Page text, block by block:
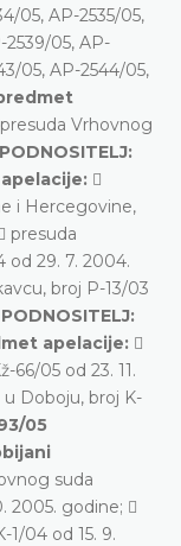
05, AP-2535/05,
2539/05, AP-
05, AP-2544/05,
Vrhovnog

i Hercegovine,
presuda
od 29. 7. 2004.
broj P-13/03
apelacije: 
66/05 od 23. 11.
Doboju, broj K-
05
suda
2005. godine; 
1/04 od 15. 9.